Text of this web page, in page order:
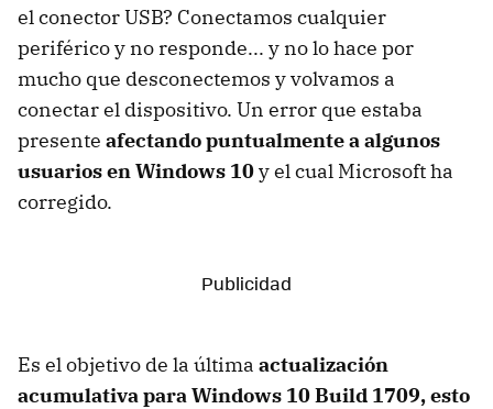
el conector USB? Conectamos cualquier
periférico y no responde... y no lo hace por
mucho que desconectemos y volvamos a
conectar el dispositivo. Un error que estaba
presente afectando puntualmente a algunos
usuarios en Windows 10y el cual Microsoft ha
corregido.
Es el objetivo de la última actualización
acumulativa para Windows 10 Build 1709, esto